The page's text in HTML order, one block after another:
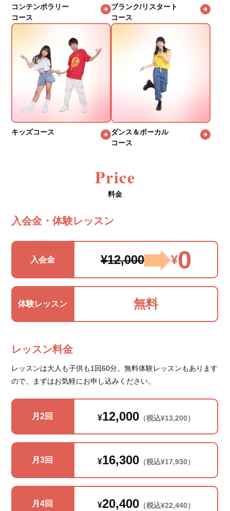
コンテンポラリー
コース
ブランク/リスタート
コース
キッズコース
ダンス＆ボーカル
コース
Price
料金
入会金・体験レッスン
入会金 ¥12,000 ¥0
体験レッスン 無料
レッスン料金
レッスンは大人も子供も1回60分。無料体験レッスンもあります
ので、まずはお気軽にお申し込みください。
月2回 ¥12,000（税込¥13,200）
月3回 ¥16,300（税込¥17,930）
月4回 ¥20,400（税込¥22,440）